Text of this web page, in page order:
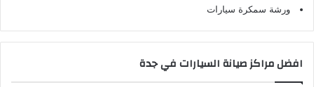
ورشة سمكرة سيارات
افضل مراكز صيانة السيارات في جدة